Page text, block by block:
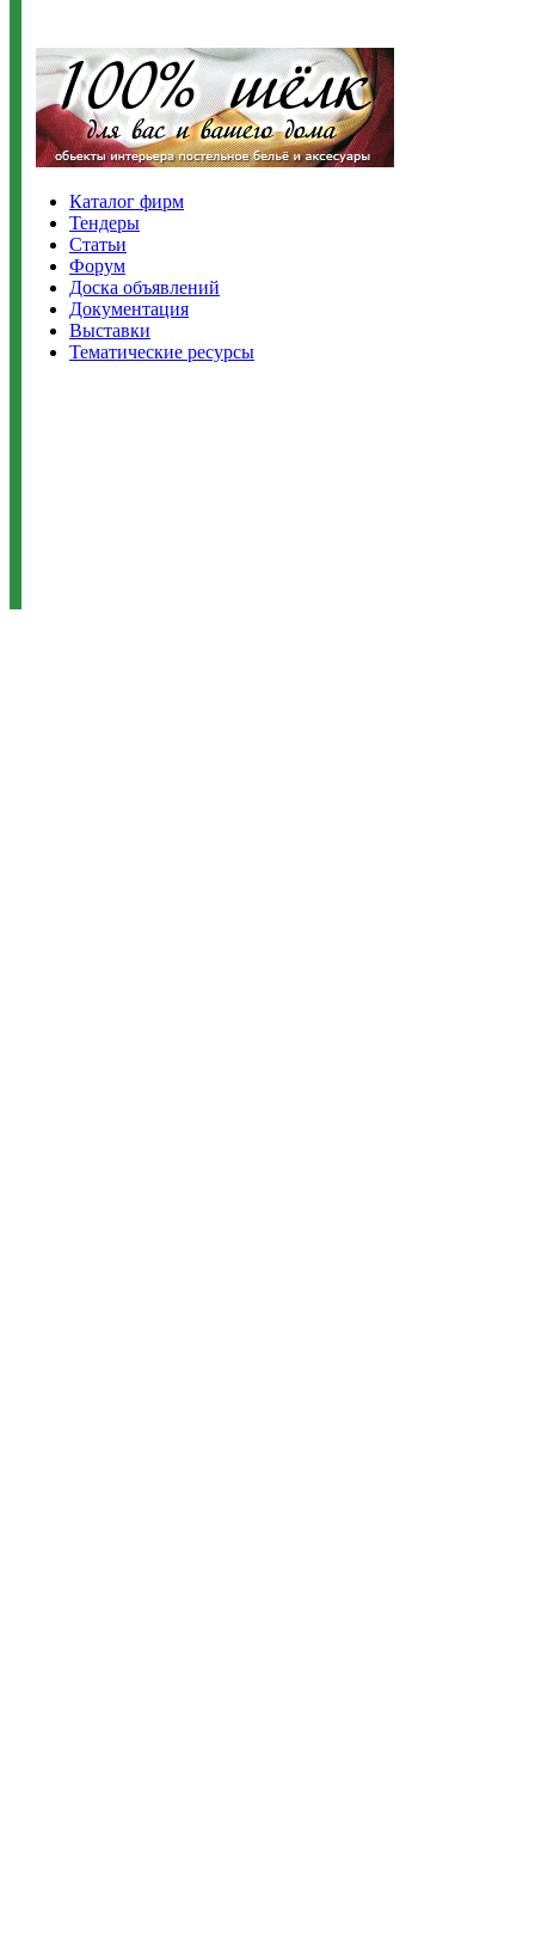
Каталог фирм
Тендеры
Статьи
Форум
Доска объявлений
Документация
Выставки
Тематические ресурсы